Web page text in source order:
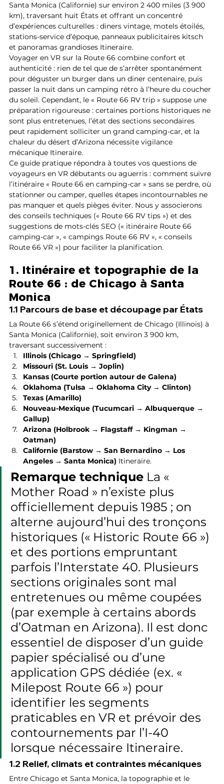
Santa Monica (Californie) sur environ 2 400 miles (3 900
km), traversant huit États et offrant un concentré
d’expériences culturelles : diners vintage, motels étoilés,
stations-service d’époque, panneaux publicitaires kitsch
et panoramas grandioses Itineraire.
Voyager en VR sur la Route 66 combine confort et
authenticité : rien de tel que de s’arrêter spontanément
pour déguster un burger dans un diner centenaire, puis
passer la nuit dans un camping rétro à l’heure du coucher
du soleil. Cependant, le « Route 66 RV trip » suppose une
préparation rigoureuse : certaines portions historiques ne
sont plus entretenues, l’état des sections secondaires
peut rapidement solliciter un grand camping-car, et la
chaleur du désert d’Arizona nécessite vigilance
mécanique Itineraire.
Ce guide pratique répondra à toutes vos questions de
voyageurs en VR débutants ou aguerris : comment suivre
l’itinéraire « Route 66 en camping-car » sans se perdre, où
stationner ou camper, quelles étapes incontournables ne
pas manquer et quels pièges éviter. Nous y associerons
des conseils techniques (« Route 66 RV tips ») et des
suggestions de mots-clés SEO (« itinéraire Route 66
camping-car », « campings Route 66 RV », « conseils
Route 66 VR ») pour faciliter la planification.
1. Itinéraire et topographie de la
Route 66 : de Chicago à Santa
Monica
1.1 Parcours de base et découpage par États
La Route 66 s’étend originellement de Chicago (Illinois) à
Santa Monica (Californie), soit environ 3 900 km,
traversant successivement :
Illinois (Chicago → Springfield)
Missouri (St. Louis → Joplin)
Kansas (Courte portion autour de Galena)
Oklahoma (Tulsa → Oklahoma City → Clinton)
Texas (Amarillo)
Nouveau-Mexique (Tucumcari → Albuquerque →
Gallup)
Arizona (Holbrook → Flagstaff → Kingman →
Oatman)
Californie (Barstow → San Bernardino → Los
Angeles → Santa Monica) Itineraire.
Remarque technique La «
Mother Road » n’existe plus
officiellement depuis 1985 ; on
alterne aujourd’hui des tronçons
historiques (« Historic Route 66 »)
et des portions empruntant
parfois l’Interstate 40. Plusieurs
sections originales sont mal
entretenues ou même coupées
(par exemple à certains abords
d’Oatman en Arizona). Il est donc
essentiel de disposer d’un guide
papier spécialisé ou d’une
application GPS dédiée (ex. «
Milepost Route 66 ») pour
identifier les segments
praticables en VR et prévoir des
contournements par l’I-40
lorsque nécessaire Itineraire.
1.2 Relief, climats et contraintes mécaniques
Entre Chicago et Santa Monica, la topographie et le